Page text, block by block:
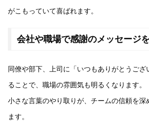
がこもっていて喜ばれます。
会社や職場で感謝のメッセージ
同僚や部下、上司に「いつもありがとうござ
ることで、職場の雰囲気も明るくなります。
小さな言葉のやり取りが、チームの信頼を深
ます。